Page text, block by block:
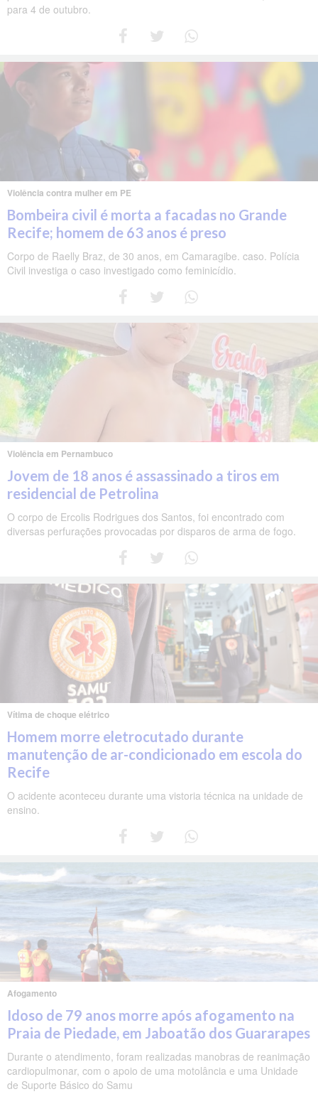
para 4 de outubro.
Violência contra mulher em PE
Bombeira civil é morta a facadas no Grande
Recife; homem de 63 anos é preso
Corpo de Raelly Braz, de 30 anos, em Camaragibe. caso. Polícia
Civil investiga o caso investigado como feminicídio.
Violência em Pernambuco
Jovem de 18 anos é assassinado a tiros em
residencial de Petrolina
O corpo de Ercolis Rodrigues dos Santos, foi encontrado com
diversas perfurações provocadas por disparos de arma de fogo.
Vítima de choque elétrico
Homem morre eletrocutado durante
manutenção de ar-condicionado em escola do
Recife
O acidente aconteceu durante uma vistoria técnica na unidade de
ensino.
Afogamento
Idoso de 79 anos morre após afogamento na
Praia de Piedade, em Jaboatão dos Guararapes
Durante o atendimento, foram realizadas manobras de reanimação
cardiopulmonar, com o apoio de uma motolância e uma Unidade
de Suporte Básico do Samu